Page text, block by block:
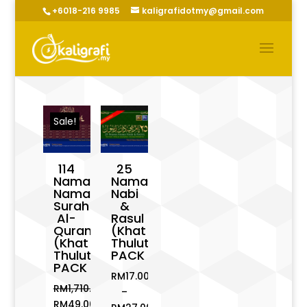
+6018-216 9985 kaligrafidotmy@gmail.com
Sale!
114
Nama-
Nama
Surah
Al-
Quran
(Khat
Thuluth)
PACK
RM1,710.00
Original
25
Nama
Nabi
&
Rasul
(Khat
Thuluth)
PACK
RM17.00
–